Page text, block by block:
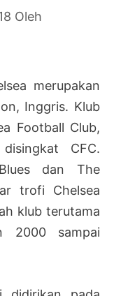
Oleh
merupakan
Inggris. Klub
Football Club,
CFC.
dan The
trofi Chelsea
klub terutama
2000 sampai